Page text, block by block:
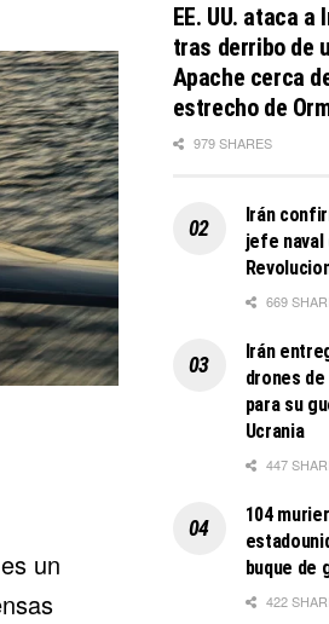
un
EE. UU. ataca a
tras derribo de
Apache cerca
estrecho de
979 SHARES
Irán
jefe naval
669
Irán
drones
para su
Ucrania
447
104
buque de
422